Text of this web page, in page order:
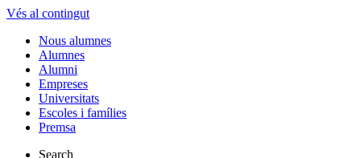
Vés al contingut
Nous alumnes
Alumnes
Alumni
Empreses
Universitats
Escoles i famílies
Premsa
Search